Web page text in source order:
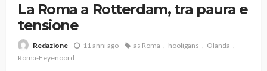
La Roma a Rotterdam, tra paura e
tensione
Redazione 11 anni ago as Roma hooligans
Olanda
Roma-Feyenoord